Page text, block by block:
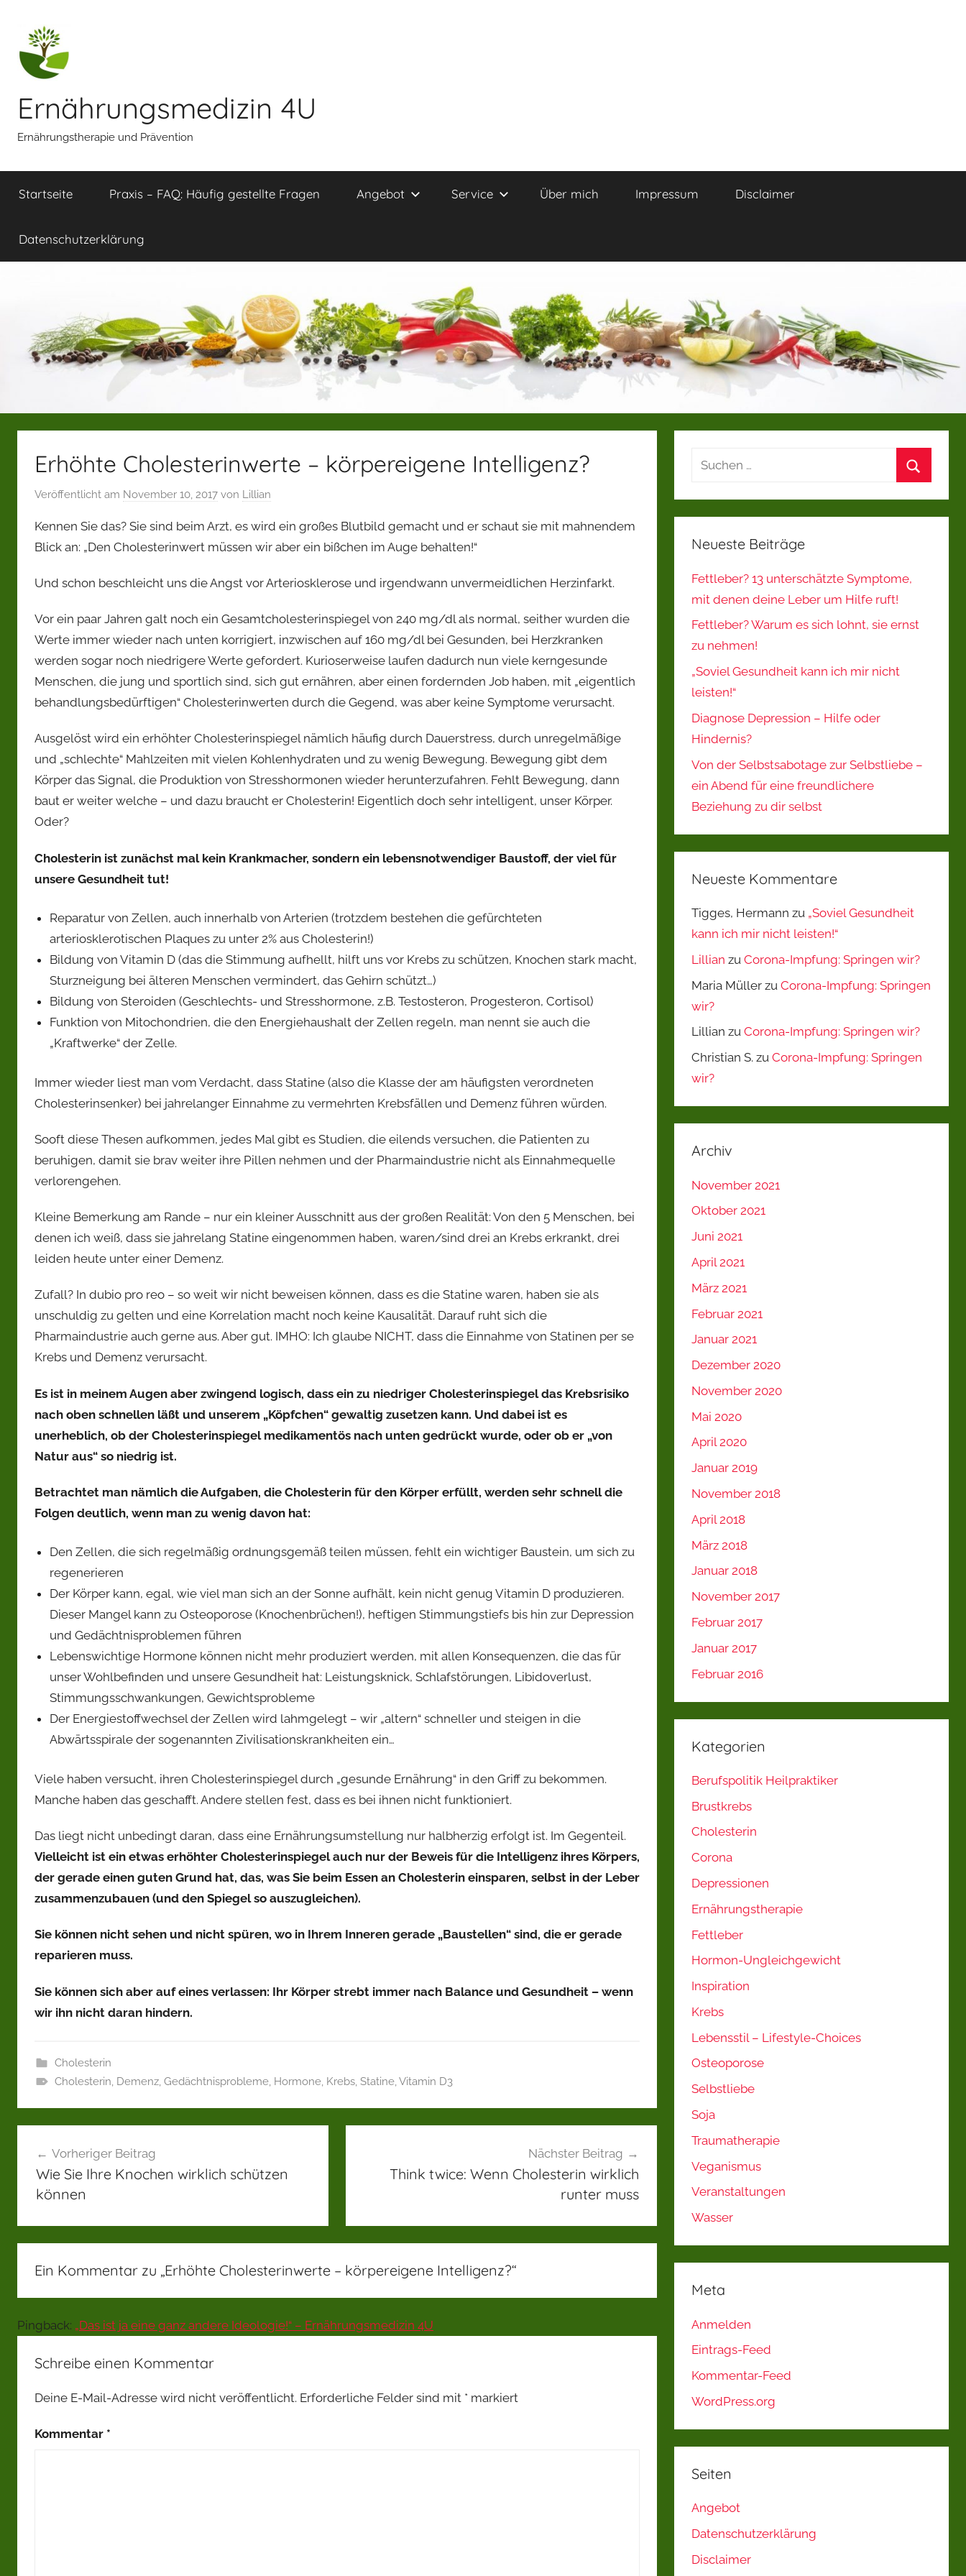
Inhalt
springen
Ernährungsmedizin 4U
Ernährungstherapie und Prävention
Startseite Praxis – FAQ: Häufig gestellte Fragen Angebot Service Über mich Impressum Disclaimer
Datenschutzerklärung
Erhöhte Cholesterinwerte – körpereigene Intelligenz?
Veröffentlicht am November 10, 2017 von Lillian
Kennen Sie das? Sie sind beim Arzt, es wird ein großes Blutbild gemacht und er schaut sie mit mahnendem
Blick an: „Den Cholesterinwert müssen wir aber ein bißchen im Auge behalten!“
Und schon beschleicht uns die Angst vor Arteriosklerose und irgendwann unvermeidlichen Herzinfarkt.
Vor ein paar Jahren galt noch ein Gesamtcholesterinspiegel von 240 mg/dl als normal, seither wurden die
Werte immer wieder nach unten korrigiert, inzwischen auf 160 mg/dl bei Gesunden, bei Herzkranken
werden sogar noch niedrigere Werte gefordert. Kurioserweise laufen dadurch nun viele kerngesunde
Menschen, die jung und sportlich sind, sich gut ernähren, aber einen fordernden Job haben, mit „eigentlich
behandlungsbedürftigen“ Cholesterinwerten durch die Gegend, was aber keine Symptome verursacht.
Ausgelöst wird ein erhöhter Cholesterinspiegel nämlich häufig durch Dauerstress, durch unregelmäßige
und „schlechte“ Mahlzeiten mit vielen Kohlenhydraten und zu wenig Bewegung. Bewegung gibt dem
Körper das Signal, die Produktion von Stresshormonen wieder herunterzufahren. Fehlt Bewegung, dann
baut er weiter welche – und dazu braucht er Cholesterin! Eigentlich doch sehr intelligent, unser Körper.
Oder?
Cholesterin ist zunächst mal kein Krankmacher, sondern ein lebensnotwendiger Baustoff, der viel für
unsere Gesundheit tut!
Reparatur von Zellen, auch innerhalb von Arterien (trotzdem bestehen die gefürchteten
arteriosklerotischen Plaques zu unter 2% aus Cholesterin!)
Bildung von Vitamin D (das die Stimmung aufhellt, hilft uns vor Krebs zu schützen, Knochen stark macht,
Sturzneigung bei älteren Menschen vermindert, das Gehirn schützt…)
Bildung von Steroiden (Geschlechts- und Stresshormone, z.B. Testosteron, Progesteron, Cortisol)
Funktion von Mitochondrien, die den Energiehaushalt der Zellen regeln, man nennt sie auch die
„Kraftwerke“ der Zelle.
Immer wieder liest man vom Verdacht, dass Statine (also die Klasse der am häufigsten verordneten
Cholesterinsenker) bei jahrelanger Einnahme zu vermehrten Krebsfällen und Demenz führen würden.
Sooft diese Thesen aufkommen, jedes Mal gibt es Studien, die eilends versuchen, die Patienten zu
beruhigen, damit sie brav weiter ihre Pillen nehmen und der Pharmaindustrie nicht als Einnahmequelle
verlorengehen.
Kleine Bemerkung am Rande – nur ein kleiner Ausschnitt aus der großen Realität: Von den 5 Menschen, bei
denen ich weiß, dass sie jahrelang Statine eingenommen haben, waren/sind drei an Krebs erkrankt, drei
leiden heute unter einer Demenz.
Zufall? In dubio pro reo – so weit wir nicht beweisen können, dass es die Statine waren, haben sie als
unschuldig zu gelten und eine Korrelation macht noch keine Kausalität. Darauf ruht sich die
Pharmaindustrie auch gerne aus. Aber gut. IMHO: Ich glaube NICHT, dass die Einnahme von Statinen per se
Krebs und Demenz verursacht.
Es ist in meinem Augen aber zwingend logisch, dass ein zu niedriger Cholesterinspiegel das Krebsrisiko
nach oben schnellen läßt und unserem „Köpfchen“ gewaltig zusetzen kann. Und dabei ist es
unerheblich, ob der Cholesterinspiegel medikamentös nach unten gedrückt wurde, oder ob er „von
Natur aus“ so niedrig ist.
Betrachtet man nämlich die Aufgaben, die Cholesterin für den Körper erfüllt, werden sehr schnell die
Folgen deutlich, wenn man zu wenig davon hat:
Den Zellen, die sich regelmäßig ordnungsgemäß teilen müssen, fehlt ein wichtiger Baustein, um sich zu
regenerieren
Der Körper kann, egal, wie viel man sich an der Sonne aufhält, kein nicht genug Vitamin D produzieren.
Dieser Mangel kann zu Osteoporose (Knochenbrüchen!), heftigen Stimmungstiefs bis hin zur Depression
und Gedächtnisproblemen führen
Lebenswichtige Hormone können nicht mehr produziert werden, mit allen Konsequenzen, die das für
unser Wohlbefinden und unsere Gesundheit hat: Leistungsknick, Schlafstörungen, Libidoverlust,
Stimmungsschwankungen, Gewichtsprobleme
Der Energiestoffwechsel der Zellen wird lahmgelegt – wir „altern“ schneller und steigen in die
Abwärtsspirale der sogenannten Zivilisationskrankheiten ein…
Viele haben versucht, ihren Cholesterinspiegel durch „gesunde Ernährung“ in den Griff zu bekommen.
Manche haben das geschafft. Andere stellen fest, dass es bei ihnen nicht funktioniert.
Das liegt nicht unbedingt daran, dass eine Ernährungsumstellung nur halbherzig erfolgt ist. Im Gegenteil.
Vielleicht ist ein etwas erhöhter Cholesterinspiegel auch nur der Beweis für die Intelligenz ihres Körpers,
der gerade einen guten Grund hat, das, was Sie beim Essen an Cholesterin einsparen, selbst in der Leber
zusammenzubauen (und den Spiegel so auszugleichen).
Sie können nicht sehen und nicht spüren, wo in Ihrem Inneren gerade „Baustellen“ sind, die er gerade
reparieren muss.
Sie können sich aber auf eines verlassen: Ihr Körper strebt immer nach Balance und Gesundheit – wenn
wir ihn nicht daran hindern.
Cholesterin
Cholesterin, Demenz, Gedächtnisprobleme, Hormone, Krebs, Statine,Vitamin D3
Vorheriger Beitrag
Wie Sie Ihre Knochen wirklich schützen
können
Nächster Beitrag
Think twice: Wenn Cholesterin wirklich
runter muss
Ein Kommentar zu „Erhöhte Cholesterinwerte – körpereigene Intelligenz?“
Pingback: „Das ist ja eine ganz andere Ideologie!“ – Ernährungsmedizin 4U
Schreibe einen Kommentar
Deine E-Mail-Adresse wird nicht veröffentlicht. Erforderliche Felder sind mit * markiert
Kommentar *
Suchen
Neueste Beiträge
Fettleber? 13 unterschätzte Symptome,
mit denen deine Leber um Hilfe ruft!
Fettleber? Warum es sich lohnt, sie ernst
zu nehmen!
„Soviel Gesundheit kann ich mir nicht
leisten!“
Diagnose Depression – Hilfe oder
Hindernis?
Von der Selbstsabotage zur Selbstliebe –
ein Abend für eine freundlichere
Beziehung zu dir selbst
Neueste Kommentare
Tigges, Hermann zu „Soviel Gesundheit
kann ich mir nicht leisten!“
Lillian zuCorona-Impfung: Springen wir?
Maria Müller zuCorona-Impfung: Springen
wir?
Lillian zuCorona-Impfung: Springen wir?
Christian S. zuCorona-Impfung: Springen
wir?
Archiv
November 2021
Oktober 2021
Juni 2021
April 2021
März 2021
Februar 2021
Januar 2021
Dezember 2020
November 2020
Mai 2020
April 2020
Januar 2019
November 2018
April 2018
März 2018
Januar 2018
November 2017
Februar 2017
Januar 2017
Februar 2016
Kategorien
Berufspolitik Heilpraktiker
Brustkrebs
Cholesterin
Corona
Depressionen
Ernährungstherapie
Fettleber
Hormon-Ungleichgewicht
Inspiration
Krebs
Lebensstil – Lifestyle-Choices
Osteoporose
Selbstliebe
Soja
Traumatherapie
Veganismus
Veranstaltungen
Wasser
Meta
Anmelden
Eintrags-Feed
Kommentar-Feed
WordPress.org
Seiten
Angebot
Datenschutzerklärung
Disclaimer